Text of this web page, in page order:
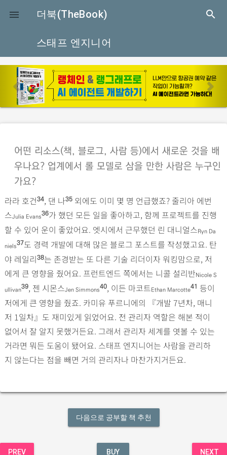
close
 더북(TheBook) search
스태프 엔지니어
p
r
e
u
s
e
x
어떤 리소스(책, 블로그, 사람 등)에서 새로운 것을 배
우나요? 업계에서 롤 모델로 삼을 만한 사람은 누구인
가요?
라라 호건34, 댄 나35외에도 이미 몇 명 언급했죠? 줄리아 에번
스Julia Evans36가 했던 모든 일을 좋아하고, 함께 프로젝트를 진행
할 수 있어 운이 좋았어요. 엣시에서 근무했던 린 대니얼스Ryn Da
niels37도 경력 개발에 대해 많은 블로그 포스트를 작성했고요. 탄
야 레일리38는 존경받는 또 다른 기술 리더이자 워킹맘으로, 저
에게 큰 영향을 줬어요. 프런트엔드 쪽에서는 니콜 설리반Nicole S
ullivan39, 젠 시몬스Jen Simmons40, 이든 마코트Ethan Marcotte41 등이
저에게 큰 영향을 줬죠. 카미유 푸르니에의 『개발 7년차, 매니
저 1일차』도 재미있게 읽었어요. 전 관리자 역할은 해본 적이
없어서 잘 알지 못했거든요. 그래서 관리자 세계를 엿볼 수 있는
거라면 뭐든 도움이 됐어요. 스태프 엔지니어는 사람을 관리하
지 않는다는 점을 빼면 거의 관리자나 마찬가지거든요.
다음으로 공부할 책 추천
PREV BUY NEXT